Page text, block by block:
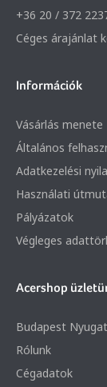
+36 20 / 372
Céges árajánlat
Információk
Vásárlás menete
Általános
Adatkezelési
Használati
Pályázatok
Végleges
Acershop
Budapest
Rólunk
Cégadatok